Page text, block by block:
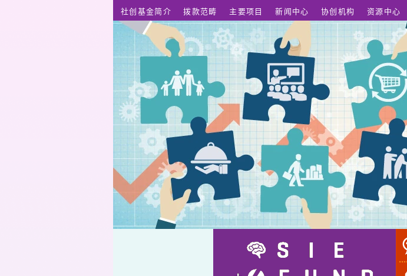
社创基金简介 拨款范畴 主要项目 新闻中心 协创机构 资源中心